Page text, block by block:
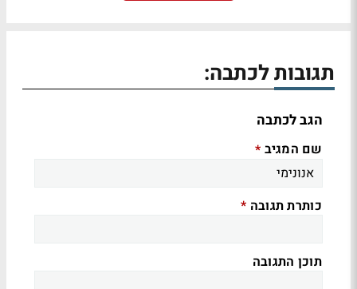
תגובות לכתבה:
הגב לכתבה
שם המגיב *
כותרת תגובה *
תוכן התגובה